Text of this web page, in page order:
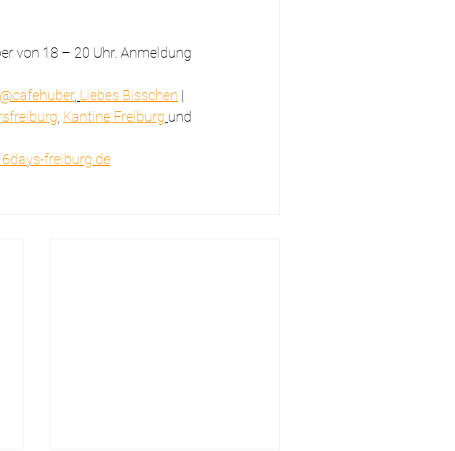
von 18 – 20 Uhr. Anmeldung
@cafehuber, Liebes Bisschen |
Kantine Freiburg und
freiburg.de